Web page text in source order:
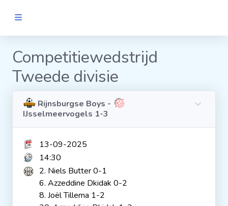
Clubs
Wedstrijden
Voetbalpiramide
Competitiewedstrijd
Tweede divisie
Rijnsburgse Boys -
IJsselmeervogels 1-3
13-09-2025
14:30
2. Niels Butter 0-1
6. Azzeddine Dkidak 0-2
8. Joël Tillema 1-2